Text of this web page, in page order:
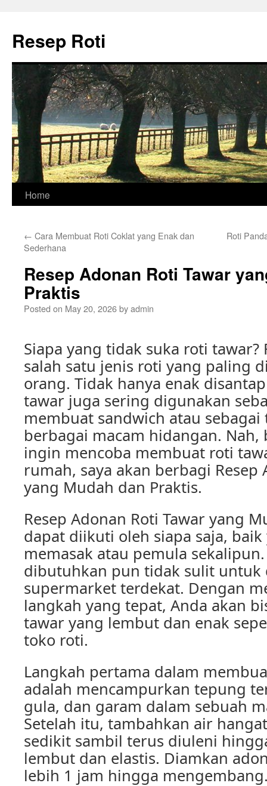
content
Resep Roti
Home
← Cara Membuat Roti Coklat yang Enak dan
Sederhana
Roti
Resep Adonan Roti Tawar
Praktis
Posted on May 20, 2026byadmin
Siapa yang tidak suka roti tawar?
salah satu jenis roti yang paling
orang. Tidak hanya enak
tawar juga sering digunakan
membuat sandwich atau
berbagai macam hidangan. Nah,
ingin mencoba membuat roti
rumah, saya akan berbagi Resep
yang Mudah dan Praktis.
Resep Adonan Roti Tawar yang
dapat diikuti oleh siapa saja,
memasak atau pemula
dibutuhkan pun tidak sulit untuk
supermarket terdekat. Dengan
langkah yang tepat, Anda akan
tawar yang lembut dan enak
toko roti.
Langkah pertama dalam
adalah mencampurkan tepung
gula, dan garam dalam sebuah
Setelah itu, tambahkan air
sedikit sambil terus diuleni
lembut dan elastis. Diamkan
lebih 1 jam hingga